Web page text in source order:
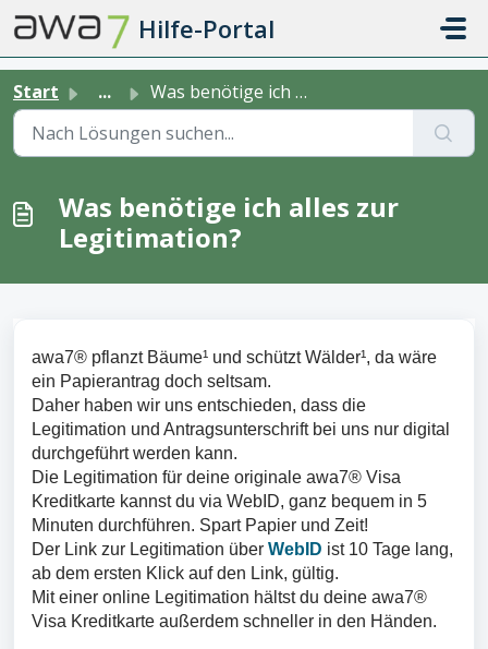
Zum hauptsächlichen Inhalt gehen
Hilfe-Portal
Start ... Was benötige ich alles zur Legitimation?
Was benötige ich alles zur
Legitimation?
awa7® pflanzt Bäume¹ und schützt Wälder¹, da wäre
ein Papierantrag doch seltsam.
Daher haben wir uns entschieden, dass die
Legitimation und Antragsunterschrift bei uns nur digital
durchgeführt werden kann.
Die Legitimation für deine originale awa7® Visa
Kreditkarte kannst du via WebID, ganz bequem in 5
Minuten durchführen. Spart Papier und Zeit!
Der Link zur Legitimation über WebID ist 10 Tage lang,
ab dem ersten Klick auf den Link, gültig.
Mit einer online Legitimation hältst du deine awa7®
Visa Kreditkarte außerdem schneller in den Händen.